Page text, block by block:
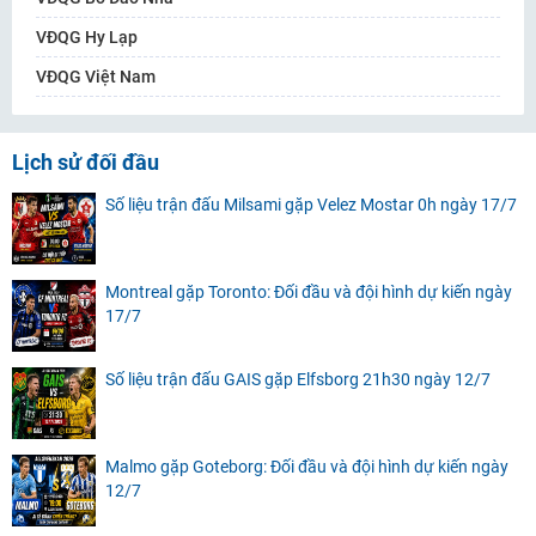
VĐQG Hy Lạp
VĐQG Việt Nam
Lịch sử đối đầu
Số liệu trận đấu Milsami gặp Velez Mostar 0h ngày 17/7
Montreal gặp Toronto: Đối đầu và đội hình dự kiến ngày
17/7
Số liệu trận đấu GAIS gặp Elfsborg 21h30 ngày 12/7
Malmo gặp Goteborg: Đối đầu và đội hình dự kiến ngày
12/7